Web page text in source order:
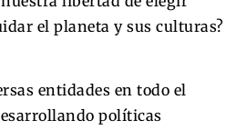
el planeta y sus culturas?
entidades en todo el
políticas